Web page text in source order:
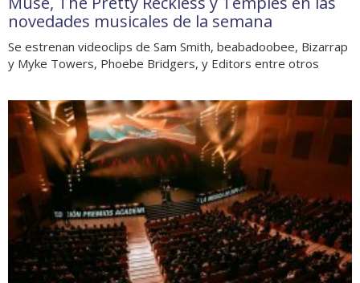
novedades musicales de la semana
Se estrenan videoclips de Sam Smith, beabadoobee, Bizarrap
y Myke Towers, Phoebe Bridgers, y Editors entre otros